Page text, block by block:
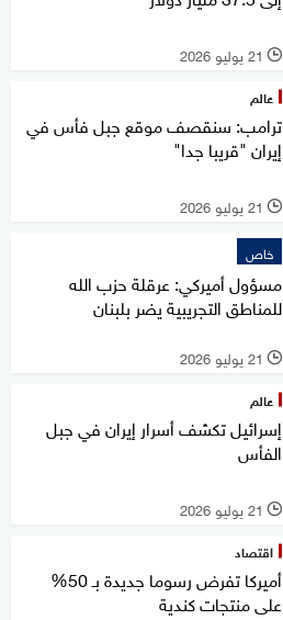
l 21 يوليو 2026
عالم
ترامب: سنقصف موقع جبل فأس في
إيران "قريبا جدا"
l 21 يوليو 2026
خاص
مسؤول أميركي: عرقلة حزب الله
للمناطق التجريبية يضر بلبنان
l 21 يوليو 2026
عالم
إسرائيل تكشف أسرار إيران في جبل
الفأس
l 21 يوليو 2026
اقتصاد
أميركا تفرض رسوما جديدة بـ 50%
على منتجات كندية